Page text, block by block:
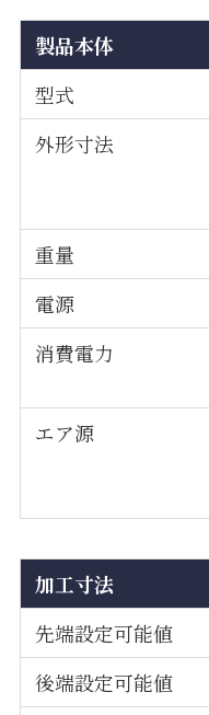
製品本体
型式
外形寸法
重量
電源
消費電力
エア源
加工寸法
先端設定可能値
後端設定可能値